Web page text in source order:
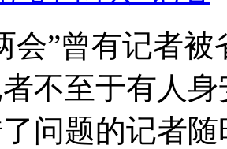
会”曾有记者
不至于有人
问题的记者